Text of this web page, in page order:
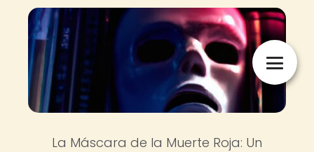
La Máscara de la Muerte Roja: Un